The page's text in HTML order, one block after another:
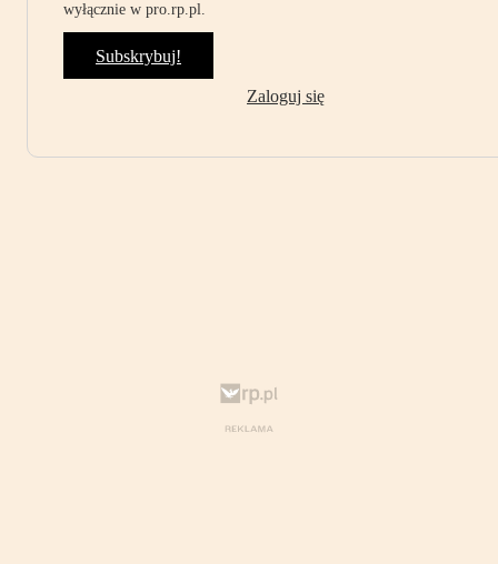
wyłącznie w pro.rp.pl.
Subskrybuj!
Zaloguj się